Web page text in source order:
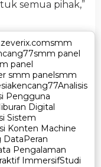
smm
smm panel
panel
smm panelsmm
kencang77Analisis
Pengguna
Digital
Sistem
Konten Machine
DataPeran
Pengalaman
ImmersifStudi
smm
smm panel
panel
smm panelsmm
kencang77Analisis
Pengguna
Digital
Sistem
Konten Machine
DataPeran
Pengalaman
ImmersifStudi
semua pihak,”
awal
Sumba
tercatat
and clean
Integrated
Project
tahun 2025,
provinsi,
yaitu Timor